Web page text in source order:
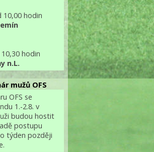
10,00 hodin
hodin
n.L.
mužů OFS
OFS se
1.-2.8. v
budou hostit
postupu
týden později